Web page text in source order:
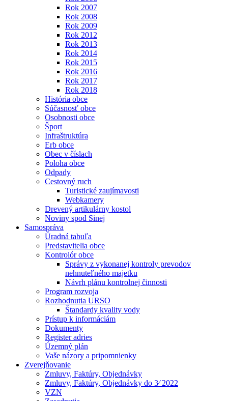
Rok 2007
Rok 2008
Rok 2009
Rok 2012
Rok 2013
Rok 2014
Rok 2015
Rok 2016
Rok 2017
Rok 2018
História obce
Súčasnosť obce
Osobnosti obce
Šport
Infraštruktúra
Erb obce
Obec v číslach
Poloha obce
Odpady
Cestovný ruch
Turistické zaujímavosti
Webkamery
Drevený artikulárny kostol
Noviny spod Sinej
Samospráva
Úradná tabuľa
Predstavitelia obce
Kontrolór obce
Správy z vykonanej kontroly prevodov
nehnuteľného majetku
Návrh plánu kontrolnej činnosti
Program rozvoja
Rozhodnutia URSO
Štandardy kvality vody
Prístup k informáciám
Dokumenty
Register adries
Územný plán
Vaše názory a pripomnienky
Zverejňovanie
Zmluvy, Faktúry, Objednávky
Zmluvy, Faktúry, Objednávky do 3⁄ 2022
VZN